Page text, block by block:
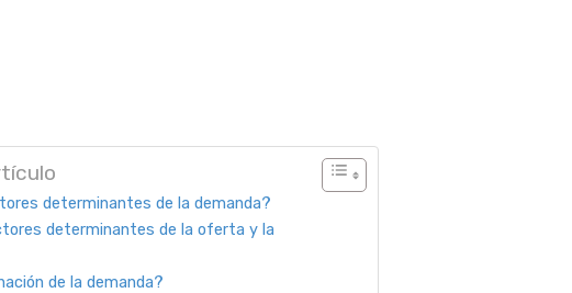
determinantes de la demanda?
determinantes de la oferta y la
de la demanda?